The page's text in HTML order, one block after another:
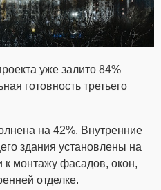
уже залито 84%
готовность третьего
на 42%. Внутренние
здания установлены на
к монтажу фасадов, окон,
отделке.